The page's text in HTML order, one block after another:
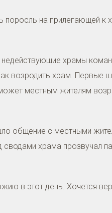
на прилегающей к
недействующие храмы
возродить храм. Первые
местным жителям
общение с местными
храма прозвучал
в этот день. Хочется